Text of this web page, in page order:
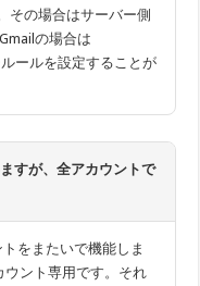
その場合はサーバー側
の場合は
ールを設定することが
すが、全アカウントで
をまたいで機能しま
ント専用です。それ